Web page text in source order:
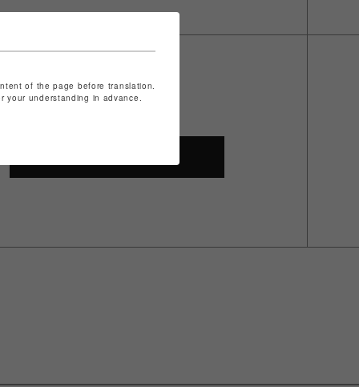
of the page before translation.
understanding in advance.